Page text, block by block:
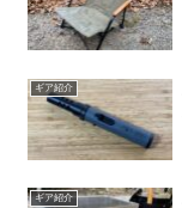
ギア紹介
ギア紹介